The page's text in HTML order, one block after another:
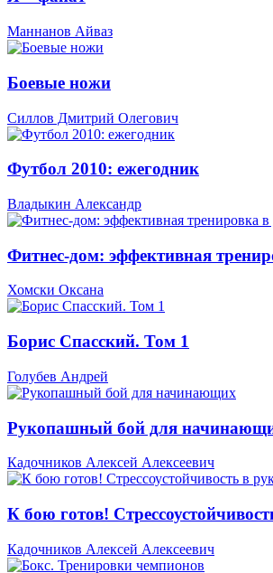
Маннанов Айваз
Боевые ножи
Силлов Дмитрий Олегович
Футбол 2010: ежегодник
Владыкин Александр
Фитнес-дом: эффективная
Хомски Оксана
Борис Спасский. Том 1
Голубев Андрей
Рукопашный бой для
Кадочников Алексей Алексеевич
К бою готов!
Кадочников Алексей Алексеевич